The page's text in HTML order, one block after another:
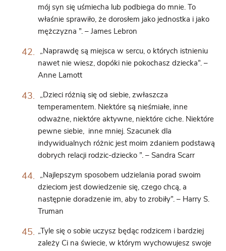
mój syn się uśmiecha lub podbiega do mnie. To
właśnie sprawiło, że dorosłem jako jednostka i jako
mężczyzna ”. – James Lebron
„Naprawdę są miejsca w sercu, o których istnieniu
nawet nie wiesz, dopóki nie pokochasz dziecka”. –
Anne Lamott
„Dzieci różnią się od siebie, zwłaszcza
temperamentem. Niektóre są nieśmiałe, inne
odważne, niektóre aktywne, niektóre ciche. Niektóre
pewne siebie, inne mniej. Szacunek dla
indywidualnych różnic jest moim zdaniem podstawą
dobrych relacji rodzic-dziecko ”. – Sandra Scarr
„Najlepszym sposobem udzielania porad swoim
dzieciom jest dowiedzenie się, czego chcą, a
następnie doradzenie im, aby to zrobiły”. – Harry S.
Truman
„Tyle się o sobie uczysz będąc rodzicem i bardziej
zależy Ci na świecie, w którym wychowujesz swoje